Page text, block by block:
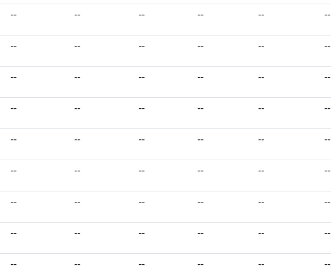
-- -- -- -- -- --
-- -- -- -- -- --
-- -- -- -- -- --
-- -- -- -- -- --
-- -- -- -- -- --
-- -- -- -- -- --
-- -- -- -- -- --
-- -- -- -- -- --
-- -- -- -- -- --